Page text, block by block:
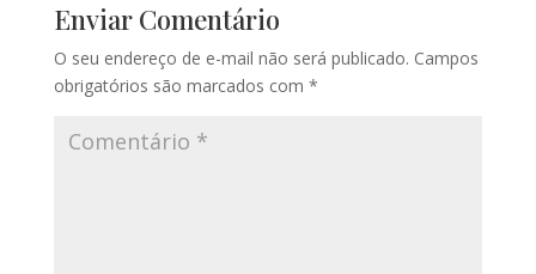
Enviar Comentário
O seu endereço de e-mail não será publicado. Campos
obrigatórios são marcados com *